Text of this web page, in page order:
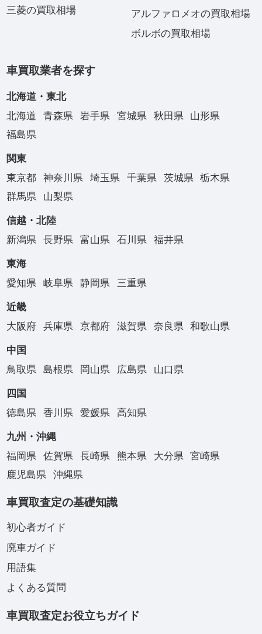
三菱の買取相場
アルファロメオの買取相場
ボルボの買取相場
車買取業者を探す
北海道・東北
北海道
青森県 岩手県 宮城県 秋田県
山形県
福島県
関東
東京都
神奈川県 埼玉県 千葉県 茨城県
栃木県
群馬県
山梨県
信越・北陸
新潟県
長野県 富山県 石川県 福井県
東海
愛知県
岐阜県 静岡県 三重県
近畿
大阪府
兵庫県 京都府 滋賀県 奈良県 和歌山県
中国
鳥取県
島根県 岡山県 広島県 山口県
四国
徳島県
香川県 愛媛県 高知県
九州・沖縄
福岡県
佐賀県 長崎県 熊本県 大分県
宮崎県
鹿児島県
沖縄県
車買取査定の基礎知識
初心者ガイド
廃車ガイド
用語集
よくある質問
車買取査定お役立ちガイド